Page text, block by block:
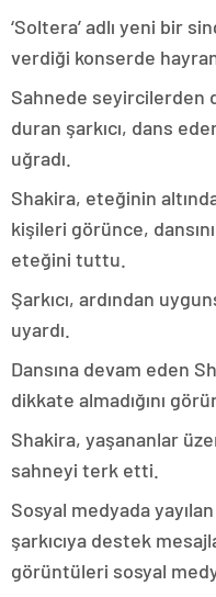
‘Soltera’ adlı yeni bir
verdiği konserde
Sahnede seyircilerden
duran şarkıcı, dans
uğradı.
Shakira, eteğinin
kişileri görünce,
eteğini tuttu.
Şarkıcı, ardından
uyardı.
Dansına devam eden
dikkate almadığını
Shakira, yaşananlar
sahneyi terk etti.
Sosyal medyada
şarkıcıya destek
görüntüleri sosyal